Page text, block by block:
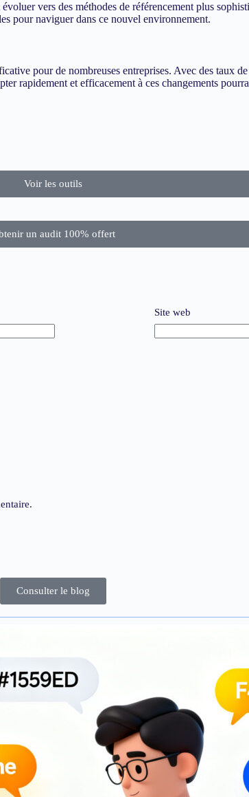
vers des méthodes de référencement plus
pour naviguer dans ce nouvel environnement.
pour de nombreuses entreprises. Avec des taux
rapidement et efficacement à ces changements
Voir les outils
un audit 100% offert
Site web
Consulter le blog